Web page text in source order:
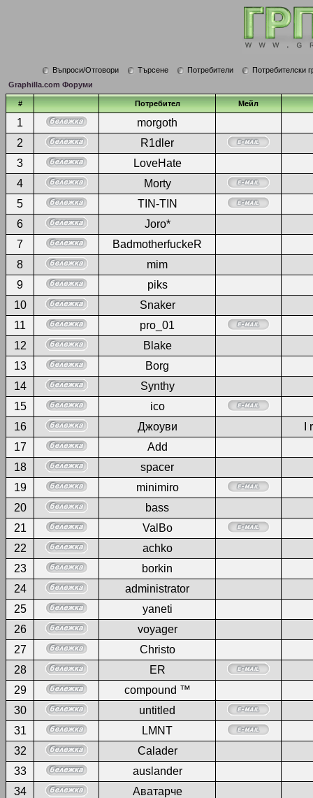
Въпроси/Отговори Търсене Потребители
Потребителски
Graphilla.com Форуми
# Потребител Мейл
1
morgoth
2
R1dler
3
LoveHate
4
Morty
5
TIN-TIN
6
Joro*
7
BadmotherfuckeR
8
mim
9
piks
10
Snaker
11
pro_01
12
Blake
13
Borg
14
Synthy
15
ico
16
Джоуви
17
Add
18
spacer
19
minimiro
20
bass
21
ValBo
22
achko
23
borkin
24
administrator
25
yaneti
26
voyager
27
Christo
28
ER
29
compound ™
30
untitled
31
LMNT
32
Calader
33
auslander
34
Аватарче